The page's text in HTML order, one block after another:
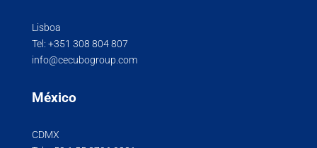
Lisboa
Tel: +351 308 804 807
info@cecubogroup.com
México
CDMX